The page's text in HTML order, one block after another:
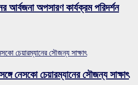
আর্বজনা অপসারণ কার্যক্রম পরিদর্শন
চেয়ারম্যানের সৌজন্য সাক্ষাৎ
নেসকো চেয়ারম্যানের সৌজন্য সাক্ষাৎ